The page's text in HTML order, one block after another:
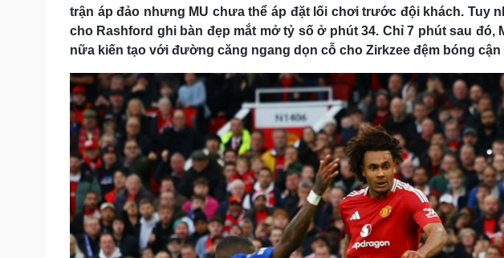
trận áp đảo nhưng MU chưa thể áp đặt lối chơi trước đội khách. Tuy
cho Rashford ghi bàn đẹp mắt mở tỷ số ở phút 34. Chỉ 7 phút sau đó,
nữa kiến tạo với đường căng ngang dọn cỗ cho Zirkzee đệm bóng